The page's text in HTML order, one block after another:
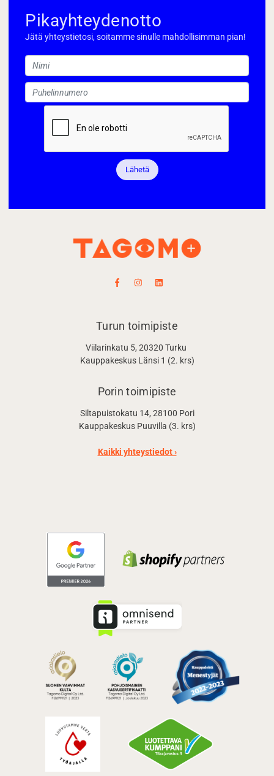
Pikayhteydenotto
Jätä yhteystietosi, soitamme sinulle mahdollisimman pian!
Lähetä
Turun toimipiste
Viilarinkatu 5, 20320 Turku
Kauppakeskus Länsi 1 (2. krs)
Porin toimipiste
Siltapuistokatu 14, 28100 Pori
Kauppakeskus Puuvilla (3. krs)
Kaikki yhteystiedot ›